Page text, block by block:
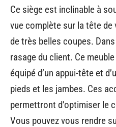
Ce siège est inclinable à
vue complète sur la tête
de très belles coupes.
rasage du client. Ce
équipé d’un appui-tête et
pieds et les jambes. Ces
permettront d’optimiser le
Vous pouvez vous rendre